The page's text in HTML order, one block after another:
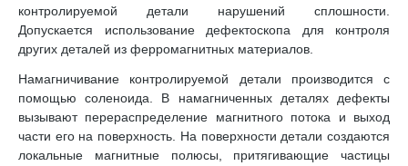
контролируемой детали нарушений сплошности.
Допускается использование дефектоскопа для контроля
других деталей из ферромагнитных материалов.
Намагничивание контролируемой детали производится с
помощью соленоида. В намагниченных деталях дефекты
вызывают перераспределение магнитного потока и выход
части его на поверхность. На поверхности детали создаются
локальные магнитные полюсы, притягивающие частицы